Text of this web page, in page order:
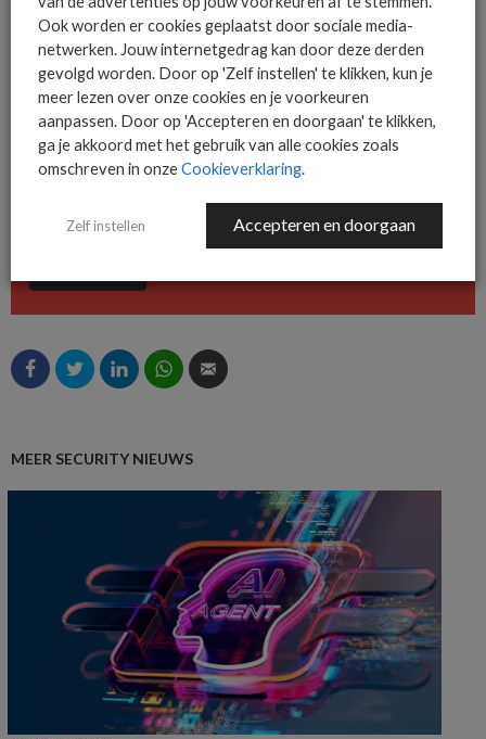
De ICT-wereld is snel. Mis
niets.
Het allerlaatste ICT nieuws in jouw
mailbox
MEER SECURITY NIEUWS
Ook worden er cookies geplaatst door sociale media-
netwerken. Jouw internetgedrag kan door deze derden
gevolgd worden. Door op 'Zelf instellen' te klikken, kun je
meer lezen over onze cookies en je voorkeuren
aanpassen. Door op 'Accepteren en doorgaan' te klikken,
ga je akkoord met het gebruik van alle cookies zoals
omschreven in onzeCookieverklaring.
Zelf instellen Accepteren en doorgaan